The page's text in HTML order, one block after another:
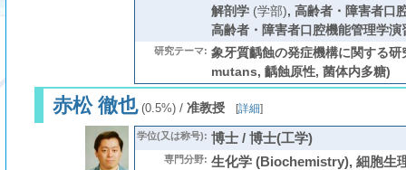
解剖学(学部), 高齢者・障害者口
高齢者・障害者口腔機能管理学演
研究テーマ: 象牙質齲蝕の発症機構に関する
mutans, 齲蝕原性, 菌体内多糖)
赤松 徹也(0.5%)/ 准教授 [詳細]
学位(又は称号): 博士 / 博士(工学)
専門分野: 生化学 (Biochemistry), 細胞生